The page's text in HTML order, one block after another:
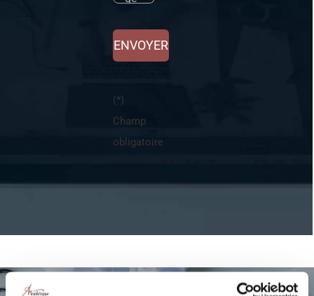
ENVOYER
(*)
Champ
obligatoire